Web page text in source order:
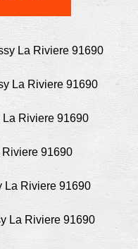
La Riviere 91690
La Riviere 91690
Riviere 91690
91690
La Riviere 91690
La Riviere 91690